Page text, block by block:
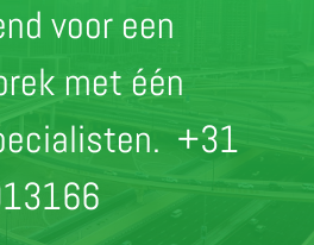
voor een
met één
+31